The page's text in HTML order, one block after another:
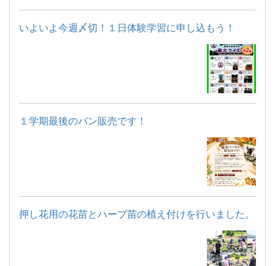
いよいよ今週〆切！１日体験学習に申し込もう！
１学期最後のパン販売です！
押し花用の花苗とハーブ苗の植え付けを行いました。